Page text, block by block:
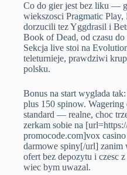
Co do gier jest bez liku —
wiekszosci Pragmatic
dorzucili tez Yggdrasil i
Book of Dead, od czasu
Sekcja live stoi na
teleturnieje, prawdziwi
polsku.
Bonus na start wyglada
plus 150 spinow.
standard — realne, choc
zerkam sobie na
promocode.com]vox
darmowe spiny[/url] zanim
ofert bez depozytu i czesc
wiec bym uwazal.